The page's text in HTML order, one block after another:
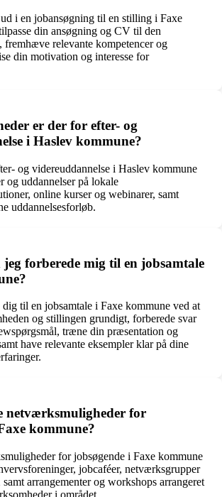
i en jobansøgning til en stilling i Faxe
din ansøgning og CV til den
relevante kompetencer og
din motivation og interesse for
er der for efter- og
i Haslev kommune?
og videreuddannelse i Haslev kommune
og uddannelser på lokale
online kurser og webinarer, samt
uddannelsesforløb.
forberede mig til en jobsamtale
til en jobsamtale i Faxe kommune ved at
og stillingen grundigt, forberede svar
træne din præsentation og
have relevante eksempler klar på dine
netværksmuligheder for
kommune?
for jobsøgende i Faxe kommune
jobcaféer, netværksgrupper
samt arrangementer og workshops arrangeret
i området.